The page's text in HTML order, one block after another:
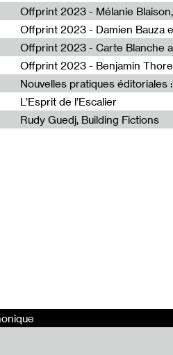
Une émission
Réalisation :
Jingle : Léo
En relation
L’Esprit de l’Escalier
Rudy Guedj, Building Fictions